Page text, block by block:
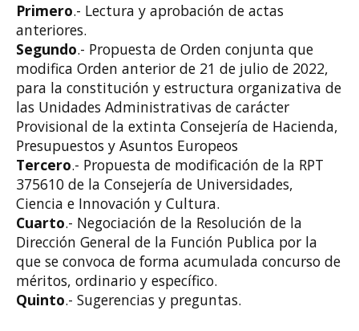
Primero.- Lectura y aprobación de actas
anteriores.
Segundo.- Propuesta de Orden conjunta que
modifica Orden anterior de 21 de julio de 2022,
para la constitución y estructura organizativa de
las Unidades Administrativas de carácter
Provisional de la extinta Consejería de Hacienda,
Presupuestos y Asuntos Europeos
Tercero.- Propuesta de modificación de la RPT
375610 de la Consejería de Universidades,
Ciencia e Innovación y Cultura.
Cuarto.- Negociación de la Resolución de la
Dirección General de la Función Publica por la
que se convoca de forma acumulada concurso de
méritos, ordinario y específico.
Quinto.- Sugerencias y preguntas.